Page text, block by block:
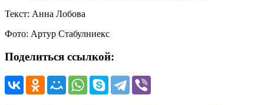
Текст: Анна Лобова
Фото: Артур Стабулниекс
Поделиться ссылкой: